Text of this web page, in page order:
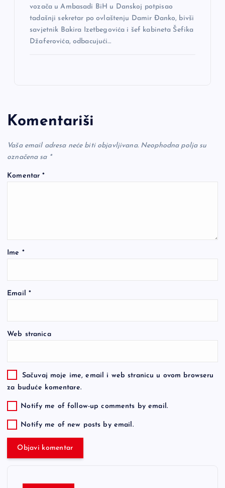
vozača u Ambasadi BiH u Danskoj potpisao
tadašnji sekretar po ovlaštenju Damir Đanko, bivši
savjetnik Bakira Izetbegovića i šef kabineta Šefika
Džaferovića, odbacujući…
Komentariši
Vaša email adresa neće biti objavljivana. Neophodna polja su
označena sa *
Komentar*
Ime *
Email *
Web stranica
Sačuvaj moje ime, email i web stranicu u ovom browseru
za buduće komentare.
Notify me of follow-up comments by email.
Notify me of new posts by email.